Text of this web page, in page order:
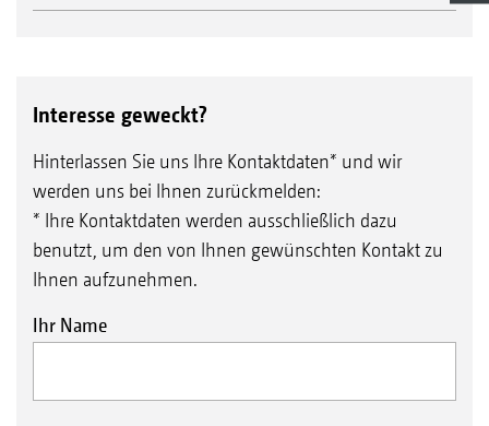
Interesse geweckt?
Hinterlassen Sie uns Ihre Kontaktdaten* und wir
werden uns bei Ihnen zurückmelden:
* Ihre Kontaktdaten werden ausschließlich dazu
benutzt, um den von Ihnen gewünschten Kontakt zu
Ihnen aufzunehmen.
Ihr Name